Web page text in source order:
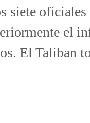
siete
el
El Taliban